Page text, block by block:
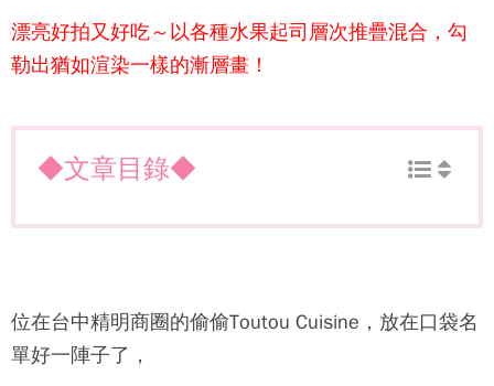
漂亮好拍又好吃～以各種水果起司層次推疊混合，勾
勒出猶如渲染一樣的漸層畫！
◆文章目錄◆
位在台中精明商圈的偷偷Toutou Cuisine，放在口袋名
單好一陣子了，